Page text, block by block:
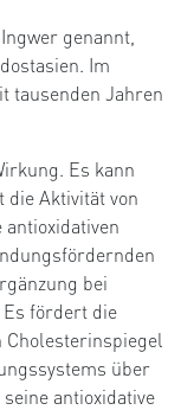
genannt,
Im
tausenden Jahren
Es kann
Aktivität von
bei
fördert die
über
antioxidative